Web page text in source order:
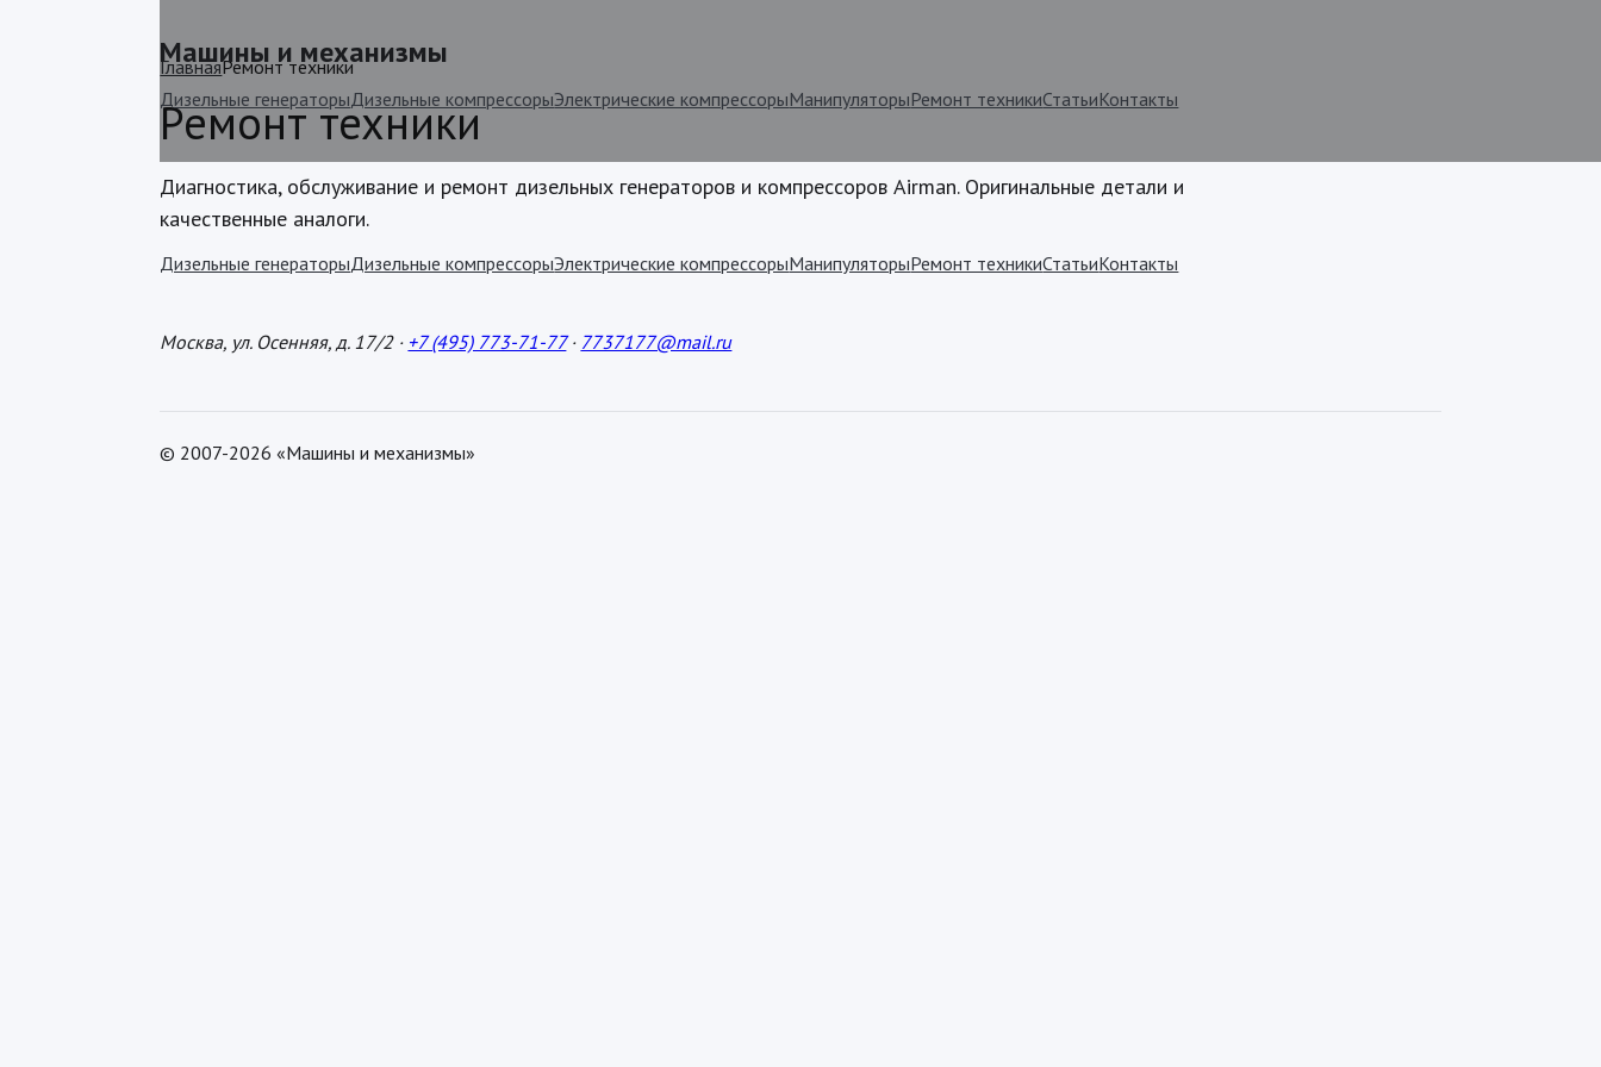
Машины и механизмы
Дизельные генераторыДизельные компрессорыЭлектрические компрессорыМанипуляторыРемонт техникиСтатьиКонтакты
ГлавнаяРемонт техники
Ремонт техники
Диагностика, обслуживание и ремонт дизельных генераторов и компрессоров Airman. Оригинальные детали и
качественные аналоги.
Дизельные генераторыДизельные компрессорыЭлектрические компрессорыМанипуляторыРемонт техникиСтатьиКонтакты
Москва, ул. Осенняя, д. 17/2 · +7 (495) 773-71-77· 7737177@mail.ru
© 2007-2026 «Машины и механизмы»